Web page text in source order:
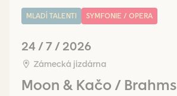
Moon & Kačo / Brahms
MLADÍ TALENTI SYMFONIE / OPERA
24 / 7 / 2026
Zámecká jízdárna